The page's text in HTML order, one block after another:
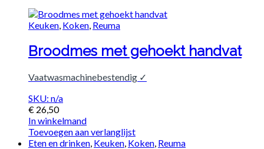
Keuken Koken Reuma
Broodmes met gehoekt handvat
Vaatwasmachinebestendig ✓
SKU: n/a
€ 26,50
In winkelmand
Toevoegen aan verlanglijst
Eten en drinken Keuken Koken Reuma